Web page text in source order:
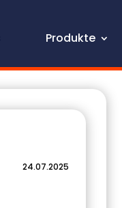
Produkte
24.07.2025